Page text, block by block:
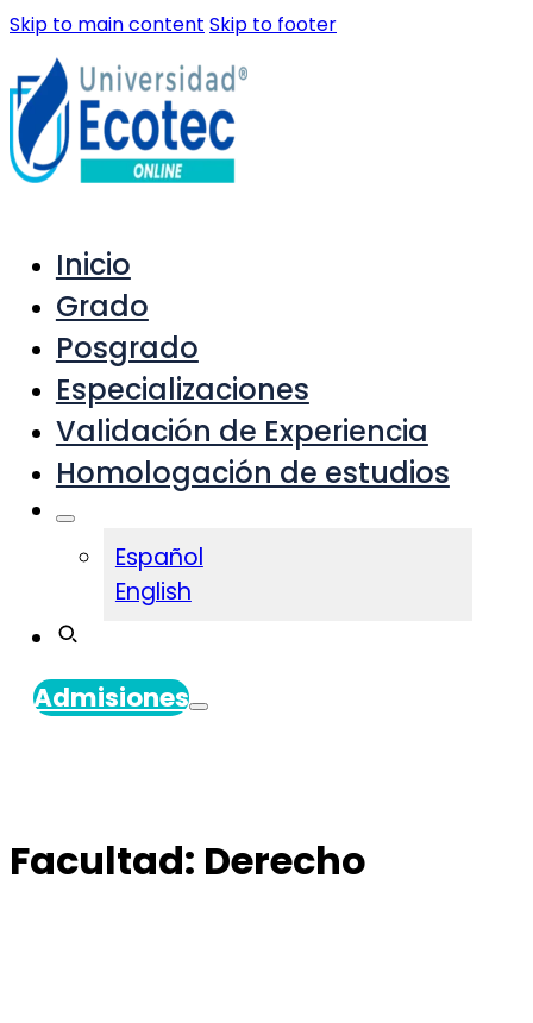
Skip to main content Skip to footer
Inicio
Grado
Posgrado
Especializaciones
Validación de Experiencia
Homologación de estudios
Español
English
Admisiones
Facultad: Derecho